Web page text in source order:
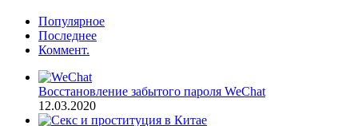
Популярное
Последнее
Коммент.
Восстановление забытого пароля WeChat
12.03.2020